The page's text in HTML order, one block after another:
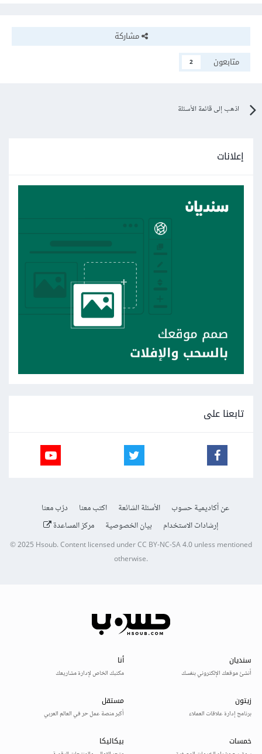
مشاركة
متابعون
2
اذهب إلى قائمة الأسئلة
إعلانات
تابعنا على
عن أكاديمية حسوب الأسئلة الشائعة اكتب معنا
درّب معنا
إرشادات الاستخدام
بيان الخصوصية مركز المساعدة
© 2025Hsoub.Content licensed underCC BY-NC-SA 4.0unless mentioned
otherwise.